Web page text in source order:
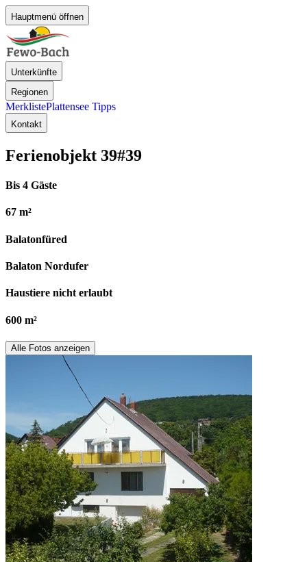
Hauptmenü öffnen
Unterkünfte
Regionen
MerklistePlattensee Tipps
Kontakt
Ferienobjekt 39#39
Bis 4 Gäste
67 m²
Balatonfüred
Balaton Nordufer
Haustiere nicht erlaubt
600 m²
Alle Fotos anzeigen